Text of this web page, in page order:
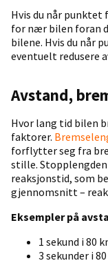
Hvis du når
for nær bilen foran
bilene. Hvis du når
eventuelt redusere
Avstand,
Hvor lang tid bilen
faktorer.
forflytter seg fra
stille.
reaksjonstid, som
gjennomsnitt –
Eksempler på
1 sekund i 80
3 sekunder i